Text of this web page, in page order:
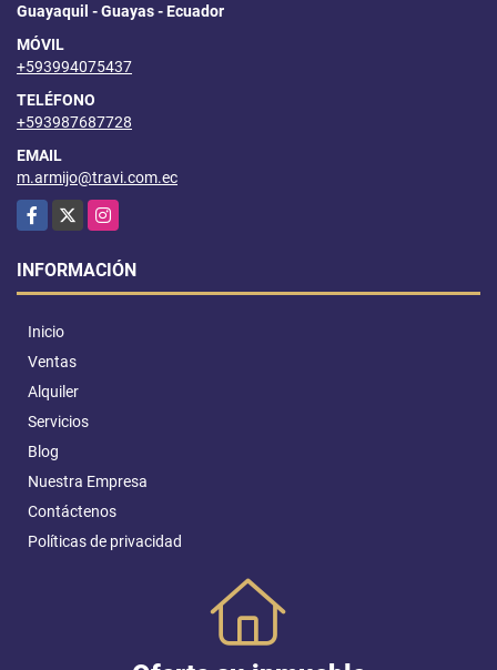
Guayaquil - Guayas - Ecuador
MÓVIL
+593994075437
TELÉFONO
+593987687728
EMAIL
m.armijo@travi.com.ec
Facebook
X Instagram
INFORMACIÓN
Inicio
Ventas
Alquiler
Servicios
Blog
Nuestra Empresa
Contáctenos
Políticas de privacidad